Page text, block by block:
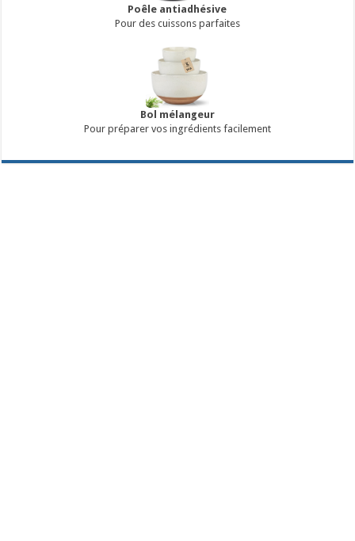
Poêle antiadhésive
Pour des cuissons parfaites
Bol mélangeur
Pour préparer vos ingrédients facilement